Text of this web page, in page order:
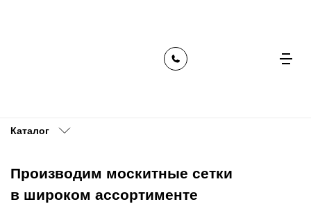
москитные сетки
Каталог
Производим москитные сетки
в широком ассортименте